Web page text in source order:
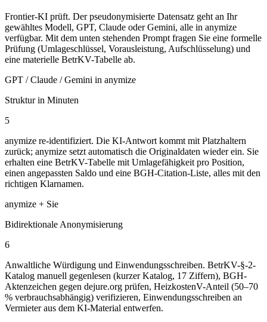
Frontier-KI prüft. Der pseudonymisierte Datensatz geht an Ihr
gewähltes Modell, GPT, Claude oder Gemini, alle in anymize
verfügbar. Mit dem unten stehenden Prompt fragen Sie eine formelle
Prüfung (Umlageschlüssel, Vorausleistung, Aufschlüsselung) und
eine materielle BetrKV-Tabelle ab.
GPT / Claude / Gemini in anymize
Struktur in Minuten
5
anymize re-identifiziert. Die KI-Antwort kommt mit Platzhaltern
zurück; anymize setzt automatisch die Originaldaten wieder ein. Sie
erhalten eine BetrKV-Tabelle mit Umlagefähigkeit pro Position,
einen angepassten Saldo und eine BGH-Citation-Liste, alles mit den
richtigen Klarnamen.
anymize + Sie
Bidirektionale Anonymisierung
6
Anwaltliche Würdigung und Einwendungsschreiben. BetrKV-§-2-
Katalog manuell gegenlesen (kurzer Katalog, 17 Ziffern), BGH-
Aktenzeichen gegen dejure.org prüfen, HeizkostenV-Anteil (50–70
% verbrauchsabhängig) verifizieren, Einwendungsschreiben an
Vermieter aus dem KI-Material entwerfen.